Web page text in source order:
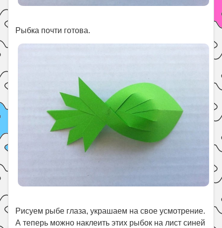
Рыбка почти готова.
Рисуем рыбе глаза, украшаем на свое усмотрение.
А теперь можно наклеить этих рыбок на лист синей